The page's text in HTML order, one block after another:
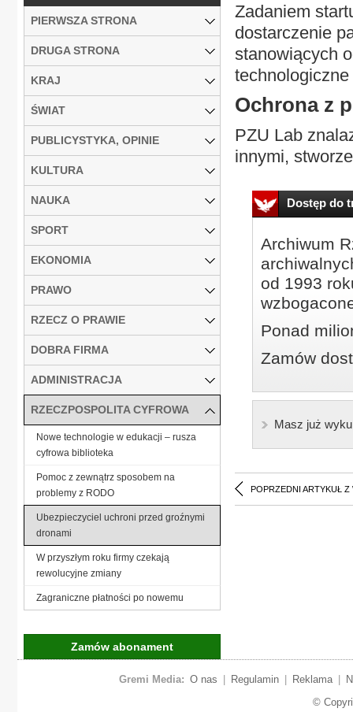
Zadaniem
dostarczenie
stanowiących
Ochrona z
PZU Lab
innymi,
Dostęp do
Archiwum
od 1993
Ponad
Zamów
Masz już
POPRZEDNI ARTYKUŁ Z
PIERWSZA STRONA
DRUGA STRONA
KRAJ
ŚWIAT
PUBLICYSTYKA, OPINIE
KULTURA
NAUKA
SPORT
EKONOMIA
PRAWO
RZECZ O PRAWIE
DOBRA FIRMA
ADMINISTRACJA
RZECZPOSPOLITA CYFROWA
Nowe technologie w edukacji – rusza
cyfrowa biblioteka
Pomoc z zewnątrz sposobem na
problemy z RODO
Ubezpieczyciel uchroni przed groźnymi
dronami
W przyszłym roku firmy czekają
rewolucyjne zmiany
Zagraniczne płatności po nowemu
Zamów abonament
Gremi Media: O nas Regulamin Reklama
©